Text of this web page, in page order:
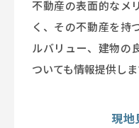
不動産の表面的なメ
く、その不動産を持
ルバリュー、建物の
ついても情報提供しま
現地